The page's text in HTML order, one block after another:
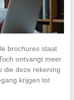
brochures staat
ontvangt meer
die deze rekening
krijgen tot